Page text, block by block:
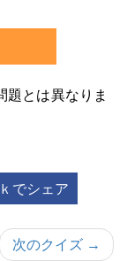
とは異なりま
でシェア
次のクイズ →